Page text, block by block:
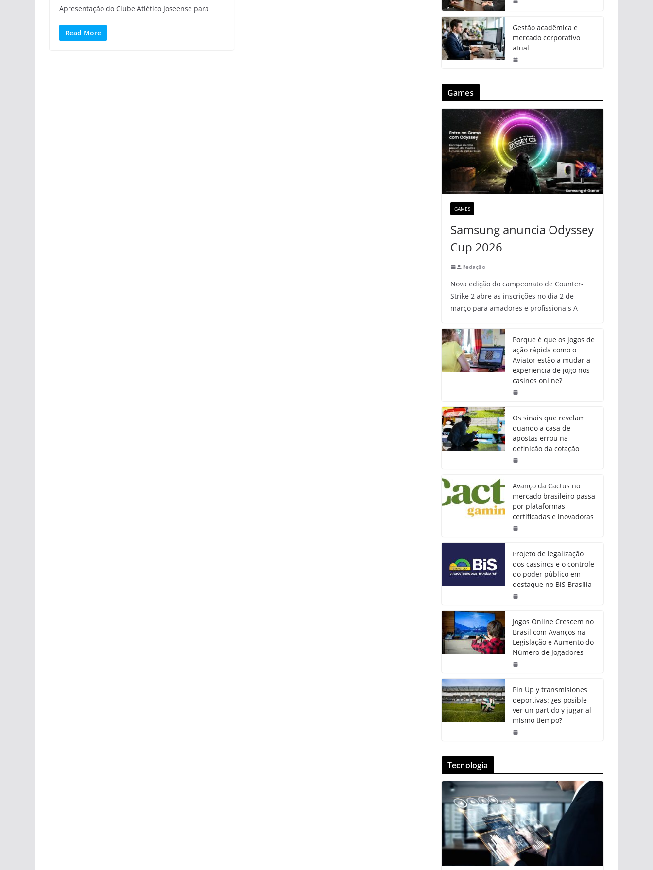
Apresentação do Clube Atlético Joseense para
Read More
Gestão acadêmica e
mercado corporativo
atual
Games
GAMES
Samsung anuncia Odyssey
Cup 2026
Redação
Nova edição do campeonato de Counter-
Strike 2 abre as inscrições no dia 2 de
março para amadores e profissionais A
Porque é que os jogos de
ação rápida como o
Aviator estão a mudar a
experiência de jogo nos
casinos online?
Os sinais que revelam
quando a casa de
apostas errou na
definição da cotação
Avanço da Cactus no
mercado brasileiro passa
por plataformas
certificadas e inovadoras
Projeto de legalização
dos cassinos e o controle
do poder público em
destaque no BiS Brasília
Jogos Online Crescem no
Brasil com Avanços na
Legislação e Aumento do
Número de Jogadores
Pin Up y transmisiones
deportivas: ¿es posible
ver un partido y jugar al
mismo tiempo?
Tecnologia